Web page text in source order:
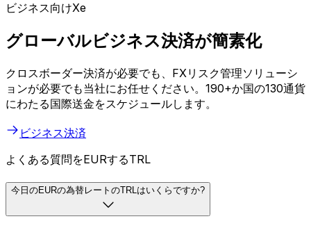
ビジネス向けXe
グローバルビジネス決済が簡素化
クロスボーダー決済が必要でも、FXリスク管理ソリューシ
ョンが必要でも当社にお任せください。190+か国の130通貨
にわたる国際送金をスケジュールします。
ビジネス決済
よくある質問をEURするTRL
今日のEURの為替レートのTRLはいくらですか?